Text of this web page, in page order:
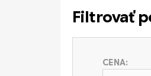
Filtrovať
CENA: